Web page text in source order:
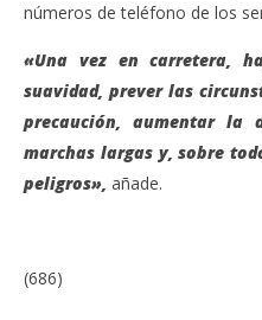
números de teléfono de los
«Una vez en carretera,
suavidad, prever las
precaución, aumentar la
marchas largas y, sobre
peligros», añade.
(686)